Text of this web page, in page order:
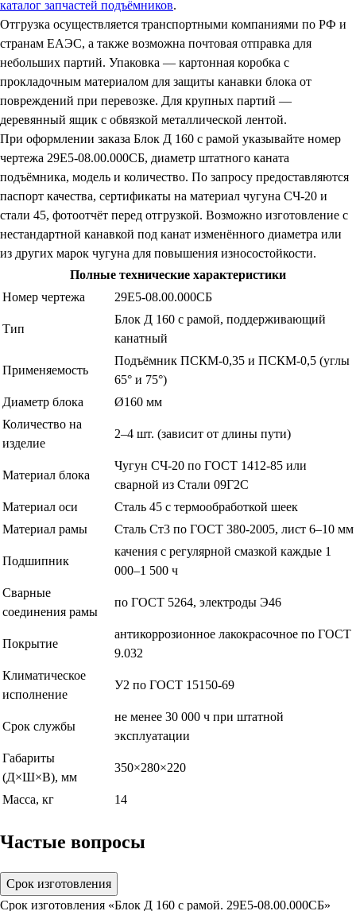
каталог запчастей подъёмников.
Отгрузка осуществляется транспортными компаниями по РФ и
странам ЕАЭС, а также возможна почтовая отправка для
небольших партий. Упаковка — картонная коробка с
прокладочным материалом для защиты канавки блока от
повреждений при перевозке. Для крупных партий —
деревянный ящик с обвязкой металлической лентой.
При оформлении заказа Блок Д 160 с рамой указывайте номер
чертежа 29Е5-08.00.000СБ, диаметр штатного каната
подъёмника, модель и количество. По запросу предоставляются
паспорт качества, сертификаты на материал чугуна СЧ-20 и
стали 45, фотоотчёт перед отгрузкой. Возможно изготовление с
нестандартной канавкой под канат изменённого диаметра или
из других марок чугуна для повышения износостойкости.
Полные технические характеристики
Номер чертежа
29Е5-08.00.000СБ
Тип
Блок Д 160 с рамой, поддерживающий
канатный
Применяемость
Подъёмник ПСКМ-0,35 и ПСКМ-0,5 (углы
65° и 75°)
Диаметр блока
Ø160 мм
Количество на
изделие
2–4 шт. (зависит от длины пути)
Материал блока
Чугун СЧ-20 по ГОСТ 1412-85 или
сварной из Стали 09Г2С
Материал оси
Сталь 45 с термообработкой шеек
Материал рамы
Сталь Ст3 по ГОСТ 380-2005, лист 6–10 мм
Подшипник
качения с регулярной смазкой каждые 1
000–1 500 ч
Сварные
соединения рамы
по ГОСТ 5264, электроды Э46
Покрытие
антикоррозионное лакокрасочное по ГОСТ
9.032
Климатическое
исполнение
У2 по ГОСТ 15150-69
Срок службы
не менее 30 000 ч при штатной
эксплуатации
Габариты
(Д×Ш×В), мм
350×280×220
Масса, кг 14
Частые вопросы
Срок изготовления
Срок изготовления «Блок Д 160 с рамой. 29Е5-08.00.000СБ»